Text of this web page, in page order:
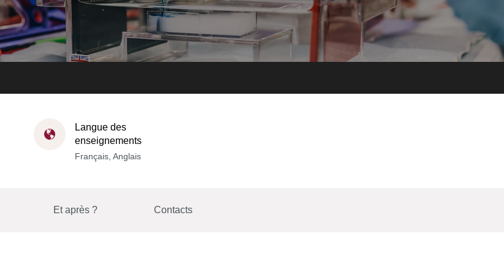
Langue des
enseignements
Français, Anglais
Et après ? Contacts